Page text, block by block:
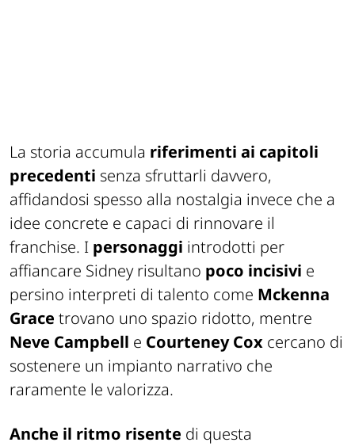
La storia accumula riferimenti ai capitoli
precedenti senza sfruttarli davvero,
affidandosi spesso alla nostalgia invece che a
idee concrete e capaci di rinnovare il
franchise. I personaggi introdotti per
affiancare Sidney risultano poco incisivi e
persino interpreti di talento come Mckenna
Grace trovano uno spazio ridotto, mentre
Neve Campbell e Courteney Cox cercano di
sostenere un impianto narrativo che
raramente le valorizza.
Anche il ritmo risente di questa